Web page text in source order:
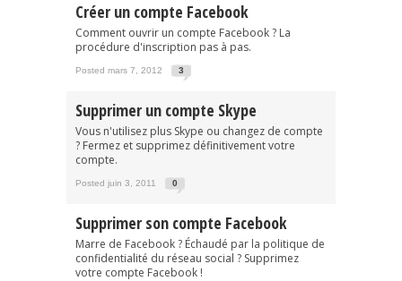
Créer un compte Facebook
Comment ouvrir un compte Facebook ? La
procédure d'inscription pas à pas.
Posted mars 7, 2012 3
Supprimer un compte Skype
Vous n'utilisez plus Skype ou changez de compte
? Fermez et supprimez définitivement votre
compte.
Posted juin 3, 2011 0
Supprimer son compte Facebook
Marre de Facebook ? Échaudé par la politique de
confidentialité du réseau social ? Supprimez
votre compte Facebook !